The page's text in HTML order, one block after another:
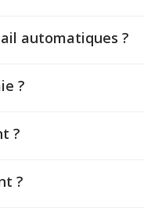
automatiques ?
?
?
?